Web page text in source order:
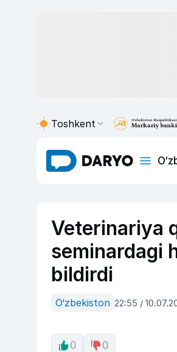
Toshkent
Veterinariya
seminardagi
bildirdi
O‘zbekiston 22:55 /
0 0